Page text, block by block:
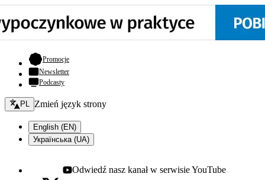
Promocje- otwiera się w nowej karcie
Newsletter
Podcasty
Zmień język - bieżący:
PL Zmień język strony
English (EN)
Українська (UA)
Youtube - otwiera się w nowej karcie
Odwiedź nasz kanał w serwisie YouTube